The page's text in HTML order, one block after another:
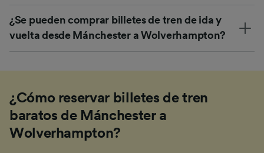
¿Se pueden comprar billetes de tren de ida y
vuelta desde Mánchester a Wolverhampton?
¿Cómo reservar billetes de tren
baratos de Mánchester a
Wolverhampton?